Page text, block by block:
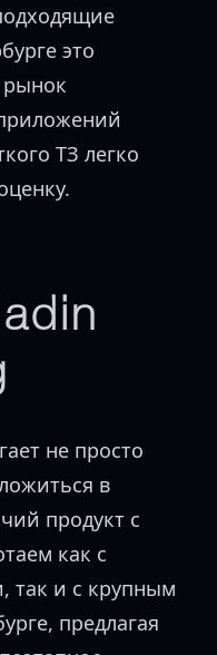
это
рынок
ТЗ легко
не просто
в
продукт с
как с
так и с крупным
предлагая